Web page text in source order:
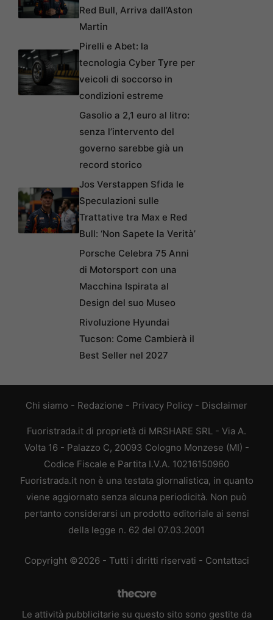
Red Bull, Arriva dall’Aston
Martin
Pirelli e Abet: la
tecnologia Cyber Tyre per
veicoli di soccorso in
condizioni estreme
Gasolio a 2,1 euro al litro:
senza l’intervento del
governo sarebbe già un
record storico
Jos Verstappen Sfida le
Speculazioni sulle
Trattative tra Max e Red
Bull: ‘Non Sapete la Verità’
Porsche Celebra 75 Anni
di Motorsport con una
Macchina Ispirata al
Design del suo Museo
Rivoluzione Hyundai
Tucson: Come Cambierà il
Best Seller nel 2027
Chi siamo - Redazione - Privacy Policy - Disclaimer
Fuoristrada.it di proprietà di MRSHARE SRL - Via A.
Volta 16 - Palazzo C, 20093 Cologno Monzese (MI) -
Codice Fiscale e Partita I.V.A. 10216150960
Fuoristrada.it non è una testata giornalistica, in quanto
viene aggiornato senza alcuna periodicità. Non può
pertanto considerarsi un prodotto editoriale ai sensi
della legge n. 62 del 07.03.2001
Copyright ©2026 - Tutti i diritti riservati - Contattaci
Le attività pubblicitarie su questo sito sono gestite da